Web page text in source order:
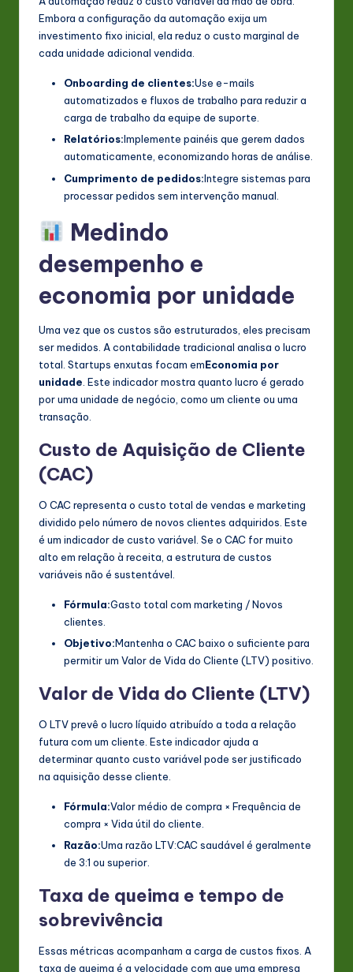
Embora a configuração da automação exija um
investimento fixo inicial, ela reduz o custo marginal de
cada unidade adicional vendida.
Onboarding de clientes:Use e-mails
automatizados e fluxos de trabalho para reduzir a
carga de trabalho da equipe de suporte.
Relatórios:Implemente painéis que gerem dados
automaticamente, economizando horas de análise.
Cumprimento de pedidos:Integre sistemas para
processar pedidos sem intervenção manual.
Medindo
desempenho e
economia por unidade
Uma vez que os custos são estruturados, eles precisam
ser medidos. A contabilidade tradicional analisa o lucro
total. Startups enxutas focam emEconomia por
unidade . Este indicador mostra quanto lucro é gerado
por uma unidade de negócio, como um cliente ou uma
transação.
Custo de Aquisição de Cliente
(CAC)
O CAC representa o custo total de vendas e marketing
dividido pelo número de novos clientes adquiridos. Este
é um indicador de custo variável. Se o CAC for muito
alto em relação à receita, a estrutura de custos
variáveis não é sustentável.
Fórmula:Gasto total com marketing / Novos
clientes.
Objetivo:Mantenha o CAC baixo o suficiente para
permitir um Valor de Vida do Cliente (LTV) positivo.
Valor de Vida do Cliente (LTV)
O LTV prevê o lucro líquido atribuído a toda a relação
futura com um cliente. Este indicador ajuda a
determinar quanto custo variável pode ser justificado
na aquisição desse cliente.
Fórmula:Valor médio de compra × Frequência de
compra × Vida útil do cliente.
Razão:Uma razão LTV:CAC saudável é geralmente
de 3:1 ou superior.
Taxa de queima e tempo de
sobrevivência
Essas métricas acompanham a carga de custos fixos. A
taxa de queima é a velocidade com que uma empresa